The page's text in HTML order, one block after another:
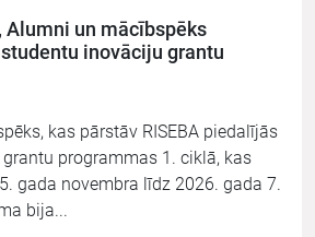
Alumni un mācībspēks
inovāciju grantu
kas pārstāv RISEBA piedalījās
programmas 1. ciklā, kas
gada novembra līdz 2026. gada 7.
bija...